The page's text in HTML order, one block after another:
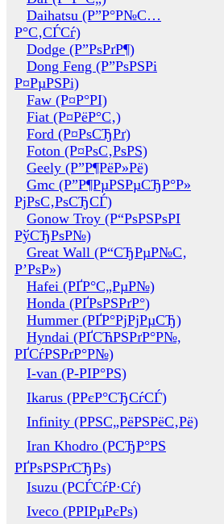
Daihatsu (Р”Р°Р№С…
Р°С‚СЃСѓ)
Dodge (Р”РѕРґР¶)
Dong Feng (Р”РѕРЅРі
Р¤РµРЅРі)
Faw (Р¤Р°РІ)
Fiat (Р¤РёР°С‚)
Ford (Р¤РѕСЂРґ)
Foton (Р¤РѕС‚РѕРЅ)
Geely (Р”Р¶РёР»Рё)
Gmc (Р”Р¶РµРЅРµСЂР°Р»
РјРѕС‚РѕСЂСЃ)
Gonow Troy (Р“РѕРЅРѕРІ
РўСЂРѕР№)
Great Wall (Р“СЂРµР№С‚
Р’РѕР»)
Hafei (РҐР°С„РµР№)
Honda (РҐРѕРЅРґР°)
Hummer (РҐР°РјРјРµСЂ)
Hyndai (РҐСЋРЅРґР°Р№,
РҐСѓРЅРґР°Р№)
I-van (Р-РІР°РЅ)
Ikarus (РРєР°СЂСѓСЃ)
Infinity (РРЅС„РёРЅРёС‚Рё)
Iran Khodro (РСЂР°РЅ
РҐРѕРЅРґСЂРѕ)
Isuzu (РСЃСѓР·Сѓ)
Iveco (РРІРµРєРѕ)